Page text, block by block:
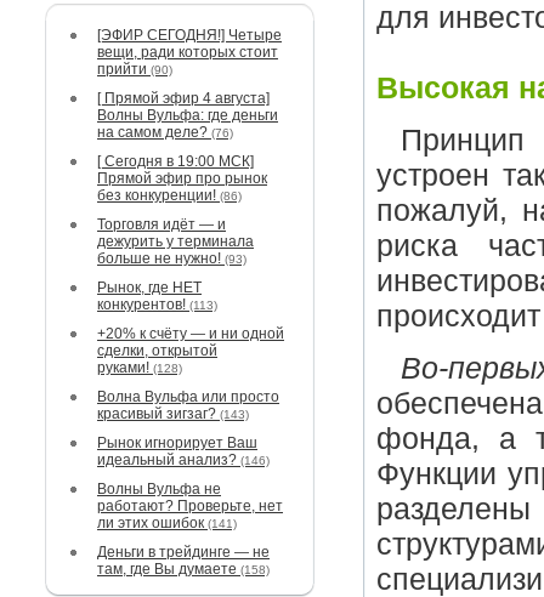
[ЭФИР СЕГОДНЯ!] Четыре
вещи, ради которых стоит
прийти (90)
[ Прямой эфир 4 августа]
Волны Вульфа: где деньги
на самом деле? (76)
[ Сегодня в 19:00 МСК]
Прямой эфир про рынок
без конкуренции! (86)
Торговля идёт — и
дежурить у терминала
больше не нужно! (93)
Рынок, где НЕТ
конкурентов! (113)
+20% к счёту — и ни одной
сделки, открытой
руками! (128)
Волна Вульфа или просто
красивый зигзаг? (143)
Рынок игнорирует Ваш
идеальный анализ? (146)
Волны Вульфа не
работают? Проверьте, нет
ли этих ошибок (141)
Деньги в трейдинге — не
там, где Вы думаете (158)
для
Высокая
Принцип
устроен
пожалуй,
риска
Во-
фонда, а
Функции